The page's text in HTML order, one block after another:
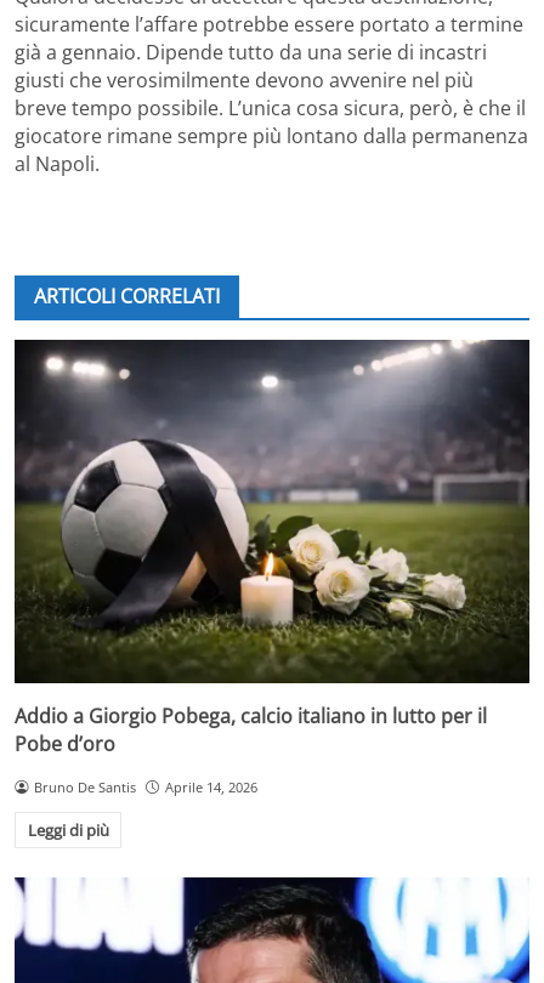
sicuramente l’affare potrebbe essere portato a termine
già a gennaio. Dipende tutto da una serie di incastri
giusti che verosimilmente devono avvenire nel più
breve tempo possibile. L’unica cosa sicura, però, è che il
giocatore rimane sempre più lontano dalla permanenza
al Napoli.
ARTICOLI CORRELATI
Addio a Giorgio Pobega, calcio italiano in lutto per il
Pobe d’oro
Bruno De Santis Aprile 14, 2026
Leggi di più